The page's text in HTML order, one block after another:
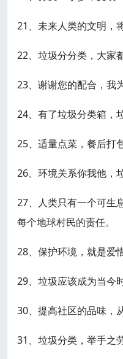
21、未来人类的文明，
22、垃圾分分类，大家
23、谢谢您的配合，我
24、有了垃圾分类箱，
25、适量点菜，餐后打
26、环境关系你我他，
27、人类只有一个可
每个地球村民的责任。
28、保护环境，就是爱
29、垃圾应该成为当今
30、提高社区的品味，
31、垃圾分类，举手之